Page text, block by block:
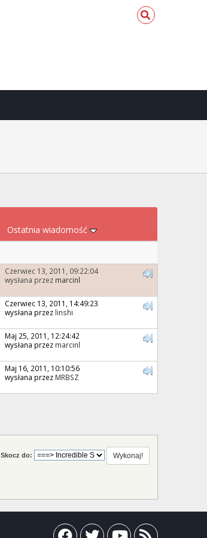
Ostatnia wiadomość
Czerwiec 13, 2011, 09:22:04
wysłana przez marcinl
Czerwiec 13, 2011, 14:49:23
wysłana przez linshi
Maj 25, 2011, 12:24:42
wysłana przez marcinl
Maj 16, 2011, 10:10:56
wysłana przez MRBSZ
Skocz do: